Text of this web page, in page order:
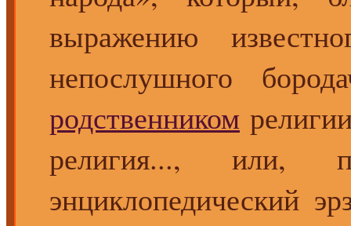
выражению
непослушного
родственником
религия..., или,
энциклопедический